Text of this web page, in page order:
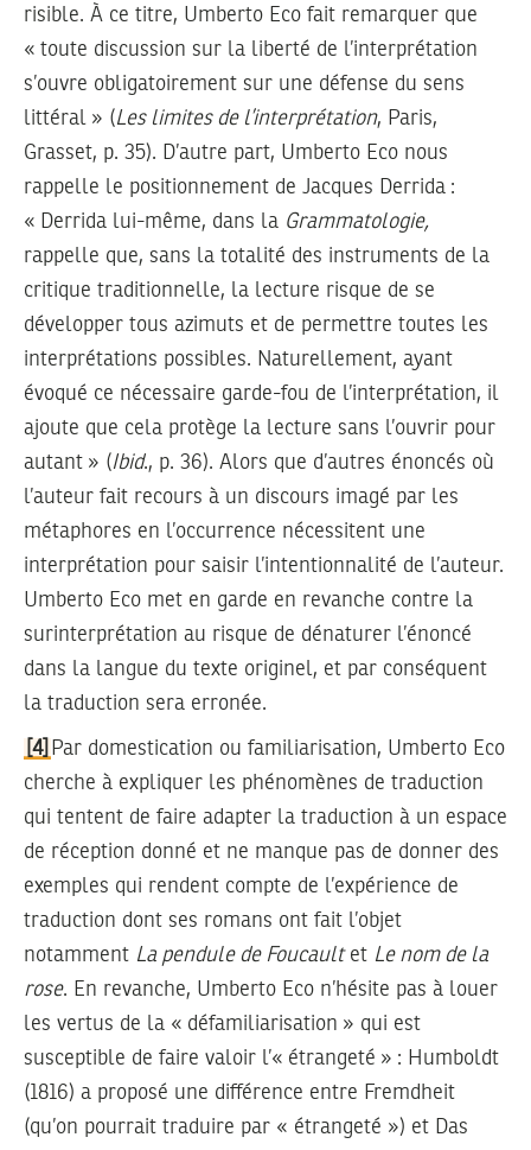
risible. À ce titre, Umberto Eco fait remarquer que
« toute discussion sur la liberté de l’interprétation
s’ouvre obligatoirement sur une défense du sens
littéral » (Les limites de l’interprétation, Paris,
Grasset, p. 35). D’autre part, Umberto Eco nous
rappelle le positionnement de Jacques Derrida :
« Derrida lui-même, dans la Grammatologie,
rappelle que, sans la totalité des instruments de la
critique traditionnelle, la lecture risque de se
développer tous azimuts et de permettre toutes les
interprétations possibles. Naturellement, ayant
évoqué ce nécessaire garde-fou de l’interprétation, il
ajoute que cela protège la lecture sans l’ouvrir pour
autant » (Ibid., p. 36). Alors que d’autres énoncés où
l’auteur fait recours à un discours imagé par les
métaphores en l’occurrence nécessitent une
interprétation pour saisir l’intentionnalité de l’auteur.
Umberto Eco met en garde en revanche contre la
surinterprétation au risque de dénaturer l’énoncé
dans la langue du texte originel, et par conséquent
la traduction sera erronée.
[4] Par domestication ou familiarisation, Umberto Eco
cherche à expliquer les phénomènes de traduction
qui tentent de faire adapter la traduction à un espace
de réception donné et ne manque pas de donner des
exemples qui rendent compte de l’expérience de
traduction dont ses romans ont fait l’objet
notamment La pendule de Foucaultet Le nom de la
rose. En revanche, Umberto Eco n’hésite pas à louer
les vertus de la « défamiliarisation » qui est
susceptible de faire valoir l’« étrangeté » : Humboldt
(1816) a proposé une différence entre Fremdheit
(qu’on pourrait traduire par « étrangeté ») et Das